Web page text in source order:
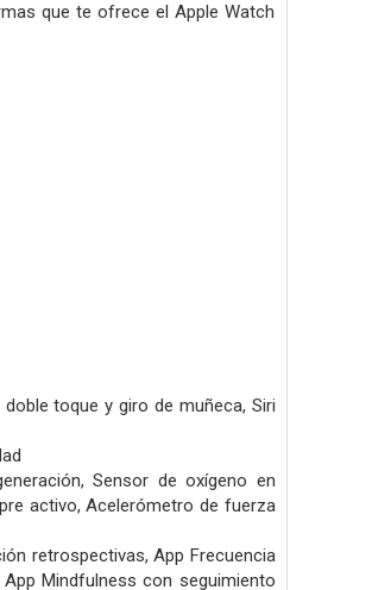
que te ofrece el Apple Watch
toque y giro de muñeca, Siri
Sensor de oxígeno en
activo,Acelerómetro de fuerza
retrospectivas,App Frecuencia
App Mindfulness con seguimiento